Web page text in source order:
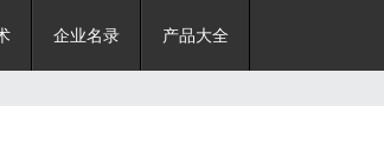
企业名录 产品大全